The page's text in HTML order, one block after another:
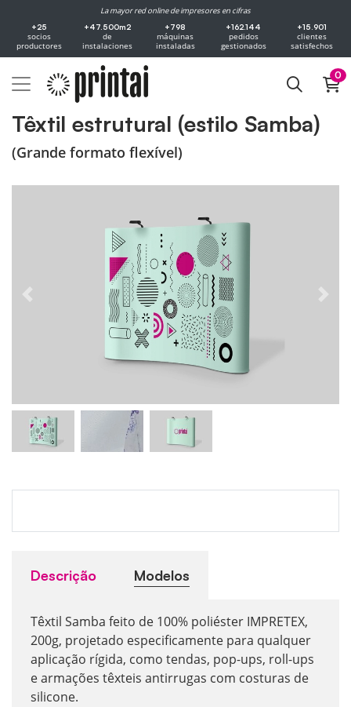
La mayor red online de impresores en cifras
+25
socios
productores
+47.500m2
de
instalaciones
+798
máquinas
instaladas
+162.144
pedidos
gestionados
+15.901
clientes
satisfechos
0
Têxtil estrutural (estilo Samba)
(Grande formato flexível)
Descrição Modelos
Têxtil Samba feito de 100% poliéster IMPRETEX,
200g, projetado especificamente para qualquer
aplicação rígida, como tendas, pop-ups, roll-ups
e armações têxteis antirrugas com costuras de
silicone.